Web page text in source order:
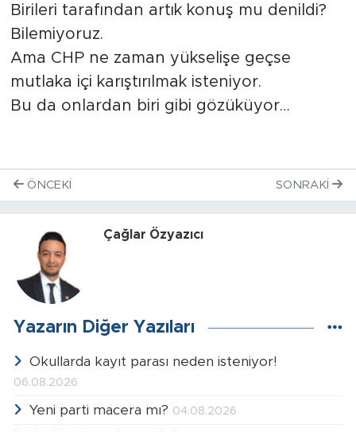
Birileri tarafından artık konuş mu denildi?
Bilemiyoruz.
Ama CHP ne zaman yükselişe geçse
mutlaka içi karıştırılmak isteniyor.
Bu da onlardan biri gibi gözüküyor…
ÖNCEKI SONRAKI
Çağlar Özyazıcı
Yazarın Diğer Yazıları
Okullarda kayıt parası neden isteniyor!
06.08.2026
Yeni parti macera mı? 04.08.2026